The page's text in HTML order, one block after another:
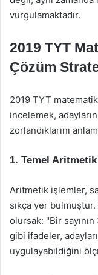
vurgulamaktadır.
2019 TYT
Çözüm
2019 TYT
incelemek,
zorlandıklarını
1. Temel Aritmetik
Aritmetik işlemler,
sıkça yer
olursak: "Bir
gibi ifadeler,
uygulayabildiğini